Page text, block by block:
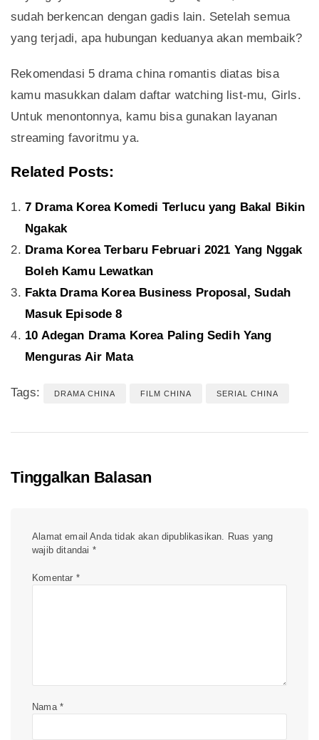
sudah berkencan dengan gadis lain. Setelah semua
yang terjadi, apa hubungan keduanya akan membaik?
Rekomendasi 5 drama china romantis diatas bisa
kamu masukkan dalam daftar watching list-mu, Girls.
Untuk menontonnya, kamu bisa gunakan layanan
streaming favoritmu ya.
Related Posts:
7 Drama Korea Komedi Terlucu yang Bakal Bikin
Ngakak
Drama Korea Terbaru Februari 2021 Yang Nggak
Boleh Kamu Lewatkan
Fakta Drama Korea Business Proposal, Sudah
Masuk Episode 8
10 Adegan Drama Korea Paling Sedih Yang
Menguras Air Mata
Tags: DRAMA CHINA FILM CHINA SERIAL CHINA
Tinggalkan Balasan
Alamat email Anda tidak akan dipublikasikan.
Ruas yang
wajib ditandai *
Komentar *
Nama *